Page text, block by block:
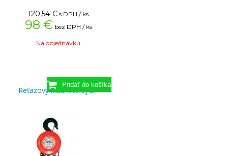
120,54 € s DPH / ks
98 € bez DPH / ks
Na objednávku
Reťazový kladkostroj 2T